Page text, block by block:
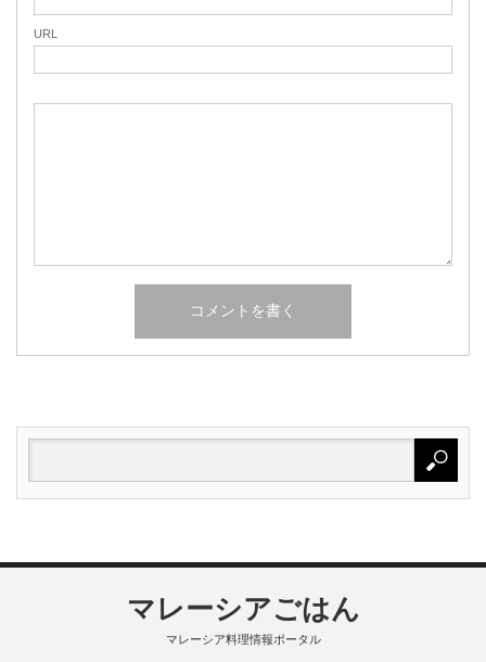
URL
マレーシアごはん
マレーシア料理情報ポータル